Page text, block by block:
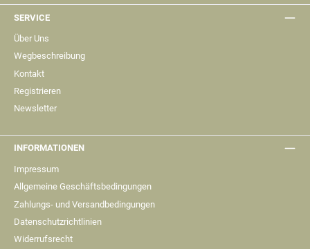
SERVICE
Über Uns
Wegbeschreibung
Kontakt
Registrieren
Newsletter
INFORMATIONEN
Impressum
Allgemeine Geschäftsbedingungen
Zahlungs- und Versandbedingungen
Datenschutzrichtlinien
Widerrufsrecht